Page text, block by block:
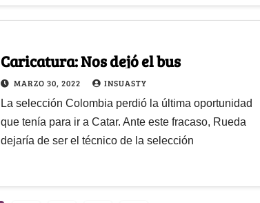
Caricatura: Nos dejó el bus
MARZO 30, 2022 INSUASTY
La selección Colombia perdió la última oportunidad
que tenía para ir a Catar. Ante este fracaso, Rueda
dejaría de ser el técnico de la selección